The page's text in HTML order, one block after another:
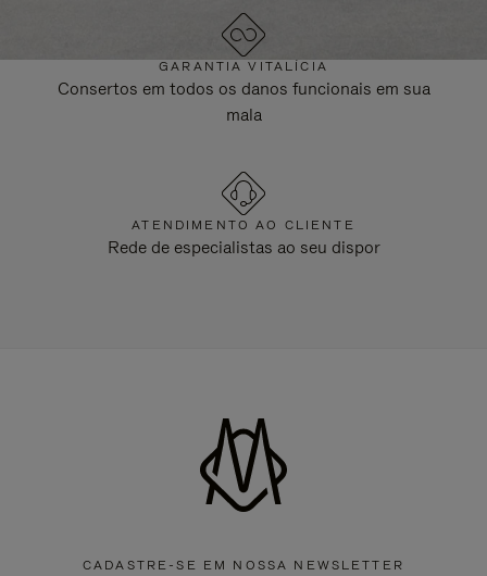
GARANTIA VITALÍCIA
Consertos em todos os danos funcionais em sua
mala
ATENDIMENTO AO CLIENTE
Rede de especialistas ao seu dispor
CADASTRE-SE EM NOSSA NEWSLETTER